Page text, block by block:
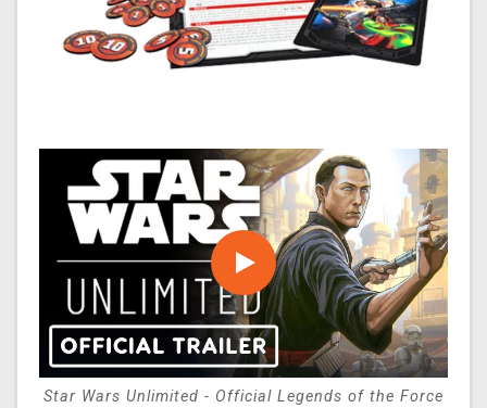
Star Wars Unlimited - Official Legends of the Force